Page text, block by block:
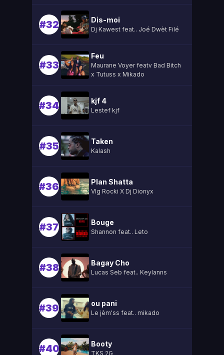
#32 Dis-moi
Dj Kawest feat.. Joé Dwèt Filé
#33
Feu
Maurane Voyer featv Bad Bitch
x Tutuss x Mikado
#34 kjf 4
Lestef kjf
#35 Taken
Kalash
#36 Plan Shatta
Vlg Rocki X Dj Dionyx
#37 Bouge
Shannon feat.. Leto
#38 Bagay Cho
Lucas Seb feat.. Keylanns
#39 ou pani
Le jèm'ss feat.. mikado
#40 Booty
TKS 2G